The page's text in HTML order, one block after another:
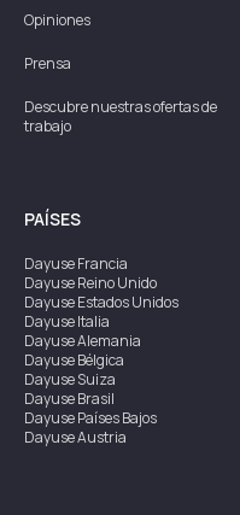
Opiniones
Prensa
Descubre nuestras ofertas de
trabajo
PAÍSES
DayuseFrancia
DayuseReino Unido
DayuseEstados Unidos
DayuseItalia
DayuseAlemania
DayuseBélgica
DayuseSuiza
DayuseBrasil
DayusePaíses Bajos
DayuseAustria